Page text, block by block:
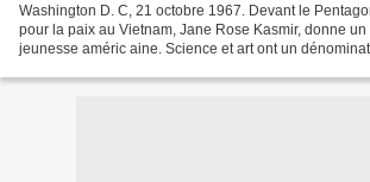
Washington D. C, 21 octobre 1967. Devant le
pour la paix au Vietnam, Jane Rose Kasmir, donne
jeunesse améric aine. Science et art ont un